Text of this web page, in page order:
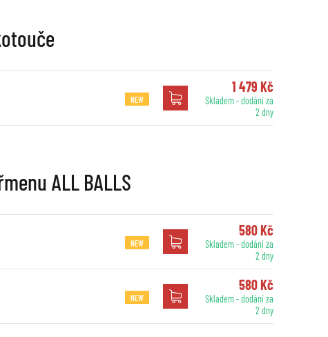
NEW
1 479 Kč
Skladem - dodání za
2 dny
ALL BALLS
NEW
580 Kč
Skladem - dodání za
2 dny
NEW
580 Kč
Skladem - dodání za
2 dny